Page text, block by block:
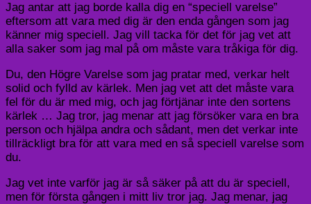
Jag antar att jag borde kalla dig en “speciell varelse”
eftersom att vara med dig är den enda gången som jag
känner mig speciell. Jag vill tacka för det för jag vet att
alla saker som jag mal på om måste vara tråkiga för dig.
Du, den Högre Varelse som jag pratar med, verkar helt
solid och fylld av kärlek. Men jag vet att det måste vara
fel för du är med mig, och jag förtjänar inte den sortens
kärlek … Jag tror, jag menar att jag försöker vara en bra
person och hjälpa andra och sådant, men det verkar inte
tillräckligt bra för att vara med en så speciell varelse som
du.
Jag vet inte varför jag är så säker på att du är speciell,
men för första gången i mitt liv tror jag. Jag menar, jag